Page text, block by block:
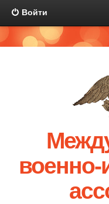
Войти
военно-